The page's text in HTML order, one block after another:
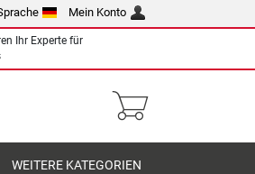
Mein Konto
Ihr Experte für
WEITERE KATEGORIEN